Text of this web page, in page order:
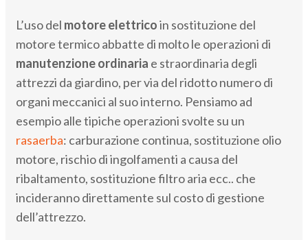
L’uso del motore elettricoin sostituzione del
motore termico abbatte di molto le operazioni di
manutenzione ordinaria e straordinaria degli
attrezzi da giardino, per via del ridotto numero di
organi meccanici al suo interno. Pensiamo ad
esempio alle tipiche operazioni svolte su un
rasaerba: carburazione continua, sostituzione olio
motore, rischio di ingolfamenti a causa del
ribaltamento, sostituzione filtro aria ecc.. che
incideranno direttamente sul costo di gestione
dell’attrezzo.